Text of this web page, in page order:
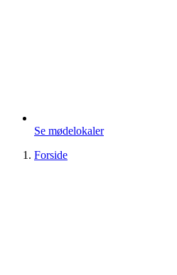
Se mødelokaler
Forside